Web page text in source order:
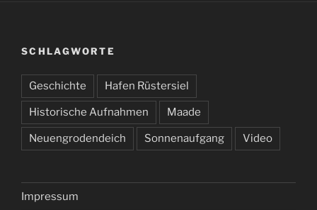
SCHLAGWORTE
Geschichte Hafen Rüstersiel
Historische Aufnahmen Maade
Neuengrodendeich Sonnenaufgang Video
Impressum